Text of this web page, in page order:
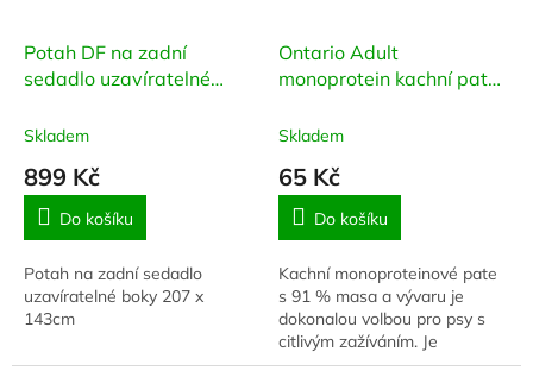
Potah DF na zadní
sedadlo uzavíratelné
Skladem
899 Kč
Do košíku
Potah na zadní sedadlo
uzavíratelné boky 207 x
143cm
Ontario Adult
monoprotein kachní pate
Skladem
65 Kč
Do košíku
Kachní monoproteinové pate
s 91 % masa a vývaru je
dokonalou volbou pro psy s
citlivým zažíváním. Je
obohacena o dýni, která